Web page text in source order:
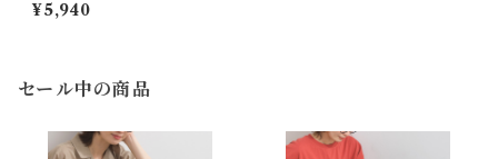
nti Fringe Line Tape Coco
¥5,940
セール中の商品